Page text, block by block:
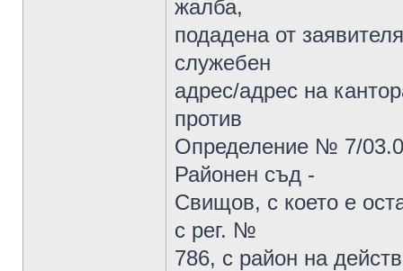
жалба,
подадена от
служебен
адрес/адрес на
против
Определение № 7/
Районен съд -
Свищов, с което е
с рег. №
786, с район на